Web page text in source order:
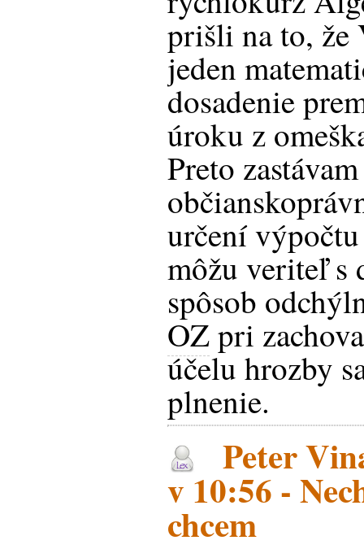
prišli na to, že
jeden
dosadenie
úroku z
Preto
určení
môžu veriteľ
spôsob
OZpri
účelu hrozby
plnenie.
Peter
v 10:56 -
chcem